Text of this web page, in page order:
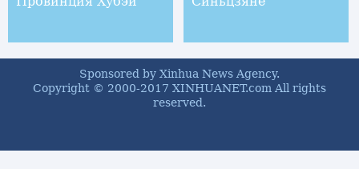
Sponsored by Xinhua News Agency.
Copyright © 2000-2017 XINHUANET.com All rights
reserved.